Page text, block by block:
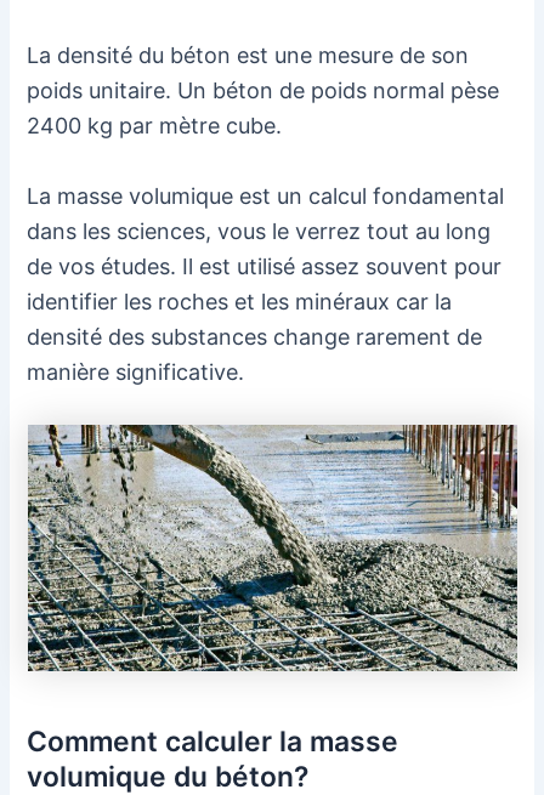
La densité du béton est une mesure de son
poids unitaire. Un béton de poids normal pèse
2400 kg par mètre cube.
La masse volumique est un calcul fondamental
dans les sciences, vous le verrez tout au long
de vos études. Il est utilisé assez souvent pour
identifier les roches et les minéraux car la
densité des substances change rarement de
manière significative.
Comment calculer la masse
volumique du béton?